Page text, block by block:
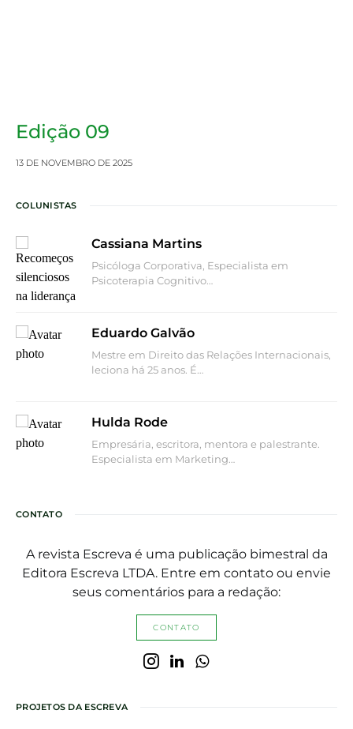
Edição 09
13 DE NOVEMBRO DE 2025
COLUNISTAS
Cassiana Martins
Psicóloga Corporativa, Especialista em
Psicoterapia Cognitivo…
Eduardo Galvão
Mestre em Direito das Relações Internacionais,
leciona há 25 anos. É…
Hulda Rode
Empresária, escritora, mentora e palestrante.
Especialista em Marketing…
CONTATO
A revista Escreva é uma publicação bimestral da
Editora Escreva LTDA. Entre em contato ou envie
seus comentários para a redação:
CONTATO
PROJETOS DA ESCREVA